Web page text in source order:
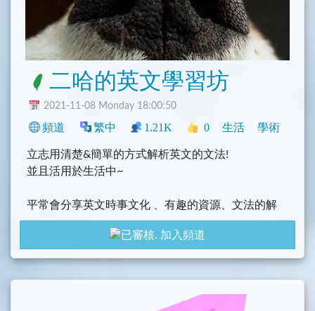
二哈的英文學習坊
2021-11-08 Monday 18:00:50
頻道 繁中 1.21K 0 生活 學術
立志用清楚&簡單的方式解析英文的文法!
並且活用於生活中~
平常會分享英文時事文化 、有趣的資源、文法的解
析、考題的分享等等
加入頻道